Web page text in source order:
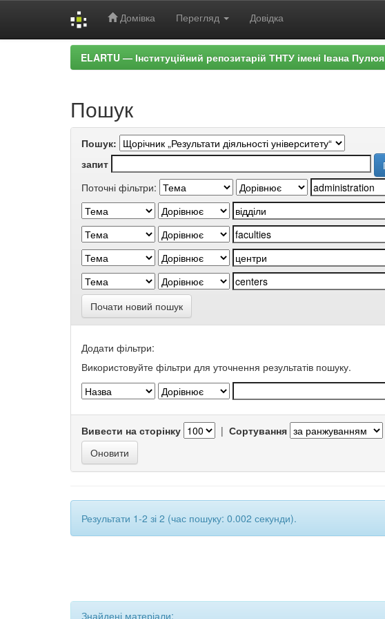
Домівка Перегляд Довідка
ELARTU — Інституційний репозитарій ТНТУ імені Івана Пулюя
Пошук
Пошук:
запит
Поточні фільтри:
Почати новий пошук
Додати фільтри:
Використовуйте фільтри для уточнення результатів пошуку.
Вивести на сторінку | Сортування
Результати 1-2 зі 2 (час пошуку: 0.002 секунди).
Знайдені матеріали: